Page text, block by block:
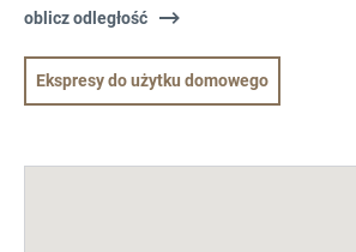
oblicz odległość
Ekspresy do użytku domowego